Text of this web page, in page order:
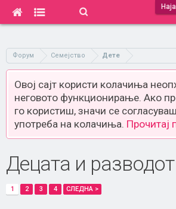
Форум Семејство Дете
Овој сајт користи колачиња
неговото функционирање. Ако
го користиш, значи се
употреба на колачиња. Прочитај
Децата и разводот
1 2 3 4 СЛЕДНА >